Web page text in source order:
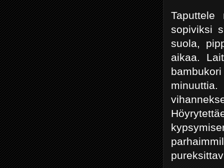
Taputtele
sopiviksi
suola,
aikaa.